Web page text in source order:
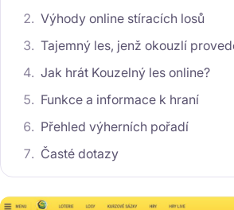
Výhody online stíracích losů
Tajemný les, jenž okouzlí
Jak hrát Kouzelný les online?
Funkce a informace k hraní
Přehled výherních pořadí
Časté dotazy